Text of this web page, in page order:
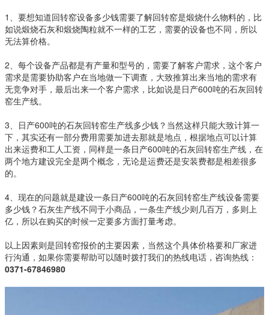
1、要想知道回转窑设备多少钱需要了解回转窑是煅烧什么物料的，比
如说煅烧石灰和煅烧陶粒就不一样的工艺，需要的设备也不同，所以
无法算价格。
2、每个设备产品都是有产量和型号的，需要了解客户需求，这个客户
需求是需要协助客户在当地做一下调查，大致推算出来当地的需求有
无竞争对手，最后出来一个客户需求，比如说是日产600吨的石灰回转
窑生产线。
3、日产600吨的石灰回转窑生产线多少钱？当然这样只能大致计算一
下，其实还有一部分费用需要加进去那就是地点，根据地点可以计算
出来运费和工人工资，同样是一条日产600吨的石灰回转窑生产线，在
两个地方建设完全是两个概念，无论是运费还是安装费都是相差很多
的。
4、现在的问题就是建设一条日产600吨的石灰回转窑生产线设备需要
多少钱？石灰生产线不同于小商品，一条生产线少则几百万，多则上
亿，所以在购买的时候一定要多方面打量考虑。
以上因素则是回转窑报价的主要因素，当然这个具体价格要和厂家进
行沟通，如果你需要帮助可以随时拨打我们的热线电话，咨询热线：
0371-67846980